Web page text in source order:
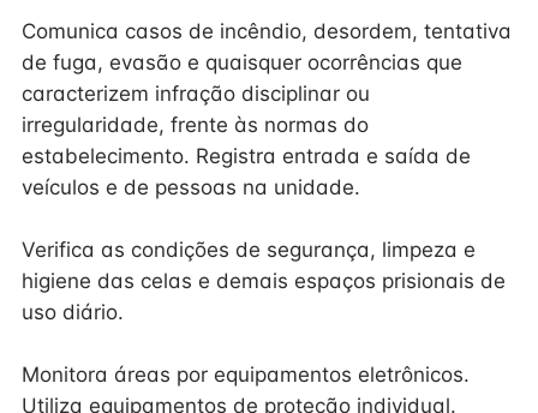
Comunica casos de incêndio, desordem, tentativa
de fuga, evasão e quaisquer ocorrências que
caracterizem infração disciplinar ou
irregularidade, frente às normas do
estabelecimento. Registra entrada e saída de
veículos e de pessoas na unidade.
Verifica as condições de segurança, limpeza e
higiene das celas e demais espaços prisionais de
uso diário.
Monitora áreas por equipamentos eletrônicos.
Utiliza equipamentos de proteção individual.